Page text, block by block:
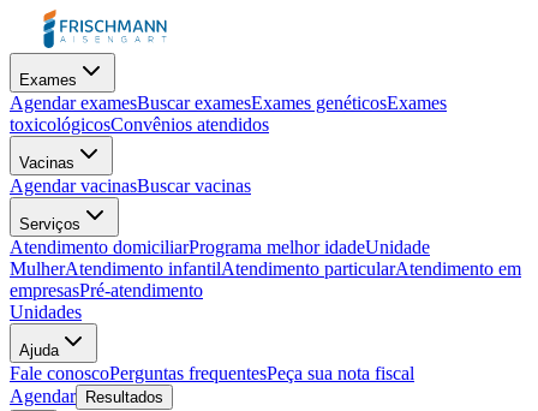
Exames
Agendar examesBuscar examesExames genéticosExames
toxicológicosConvênios atendidos
Vacinas
Agendar vacinasBuscar vacinas
Serviços
Atendimento domiciliarPrograma melhor idadeUnidade
MulherAtendimento infantilAtendimento particularAtendimento em
empresasPré-atendimento
Unidades
Ajuda
Fale conoscoPerguntas frequentesPeça sua nota fiscal
Agendar
Resultados